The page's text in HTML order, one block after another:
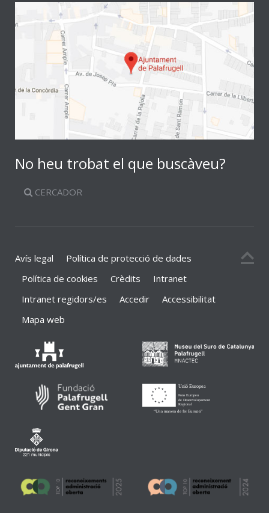
No heu trobat el que buscàveu?
CERCADOR
Avís legal
Política de protecció de dades
Política de cookies
Crèdits
Intranet
Intranet regidors/es
Accedir
Accessibilitat
Mapa web